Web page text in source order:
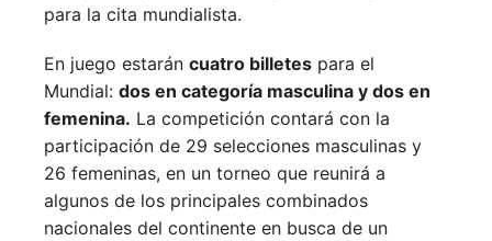
para la cita mundialista.
En juego estarán cuatro billetes para el
Mundial: dos en categoría masculina y dos en
femenina. La competición contará con la
participación de 29 selecciones masculinas y
26 femeninas, en un torneo que reunirá a
algunos de los principales combinados
nacionales del continente en busca de un